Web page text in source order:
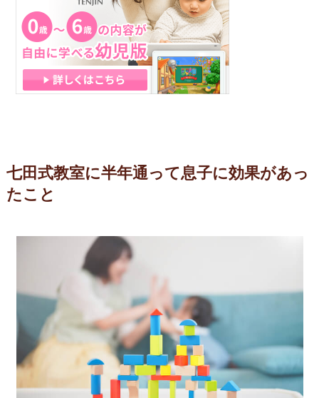
七田式教室に半年通って息子に効果があっ
たこと